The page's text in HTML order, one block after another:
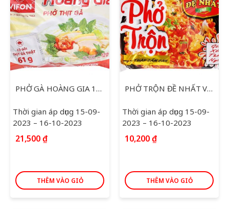
PHỞ GÀ HOÀNG GIA 120G
Thời gian áp dụng 15-09-
2023 – 16-10-2023
21,500₫
THÊM VÀO GIỎ
PHỞ TRỘN ĐỀ NHẤT VỊ THẬP CẨM CAY ACECOOK 82G
Thời gian áp dụng 15-09-
2023 – 16-10-2023
10,200₫
THÊM VÀO GIỎ